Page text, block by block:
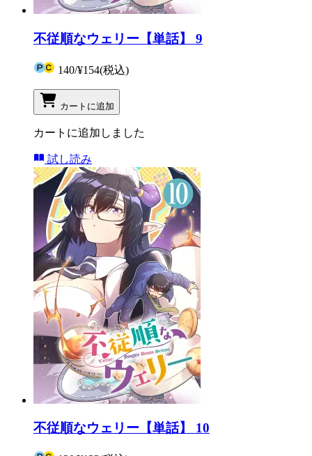
不従順なウェリー【単話】 9
140/¥154(税込)
カートに追加
カートに追加しました
試し読み
不従順なウェリー【単話】 10